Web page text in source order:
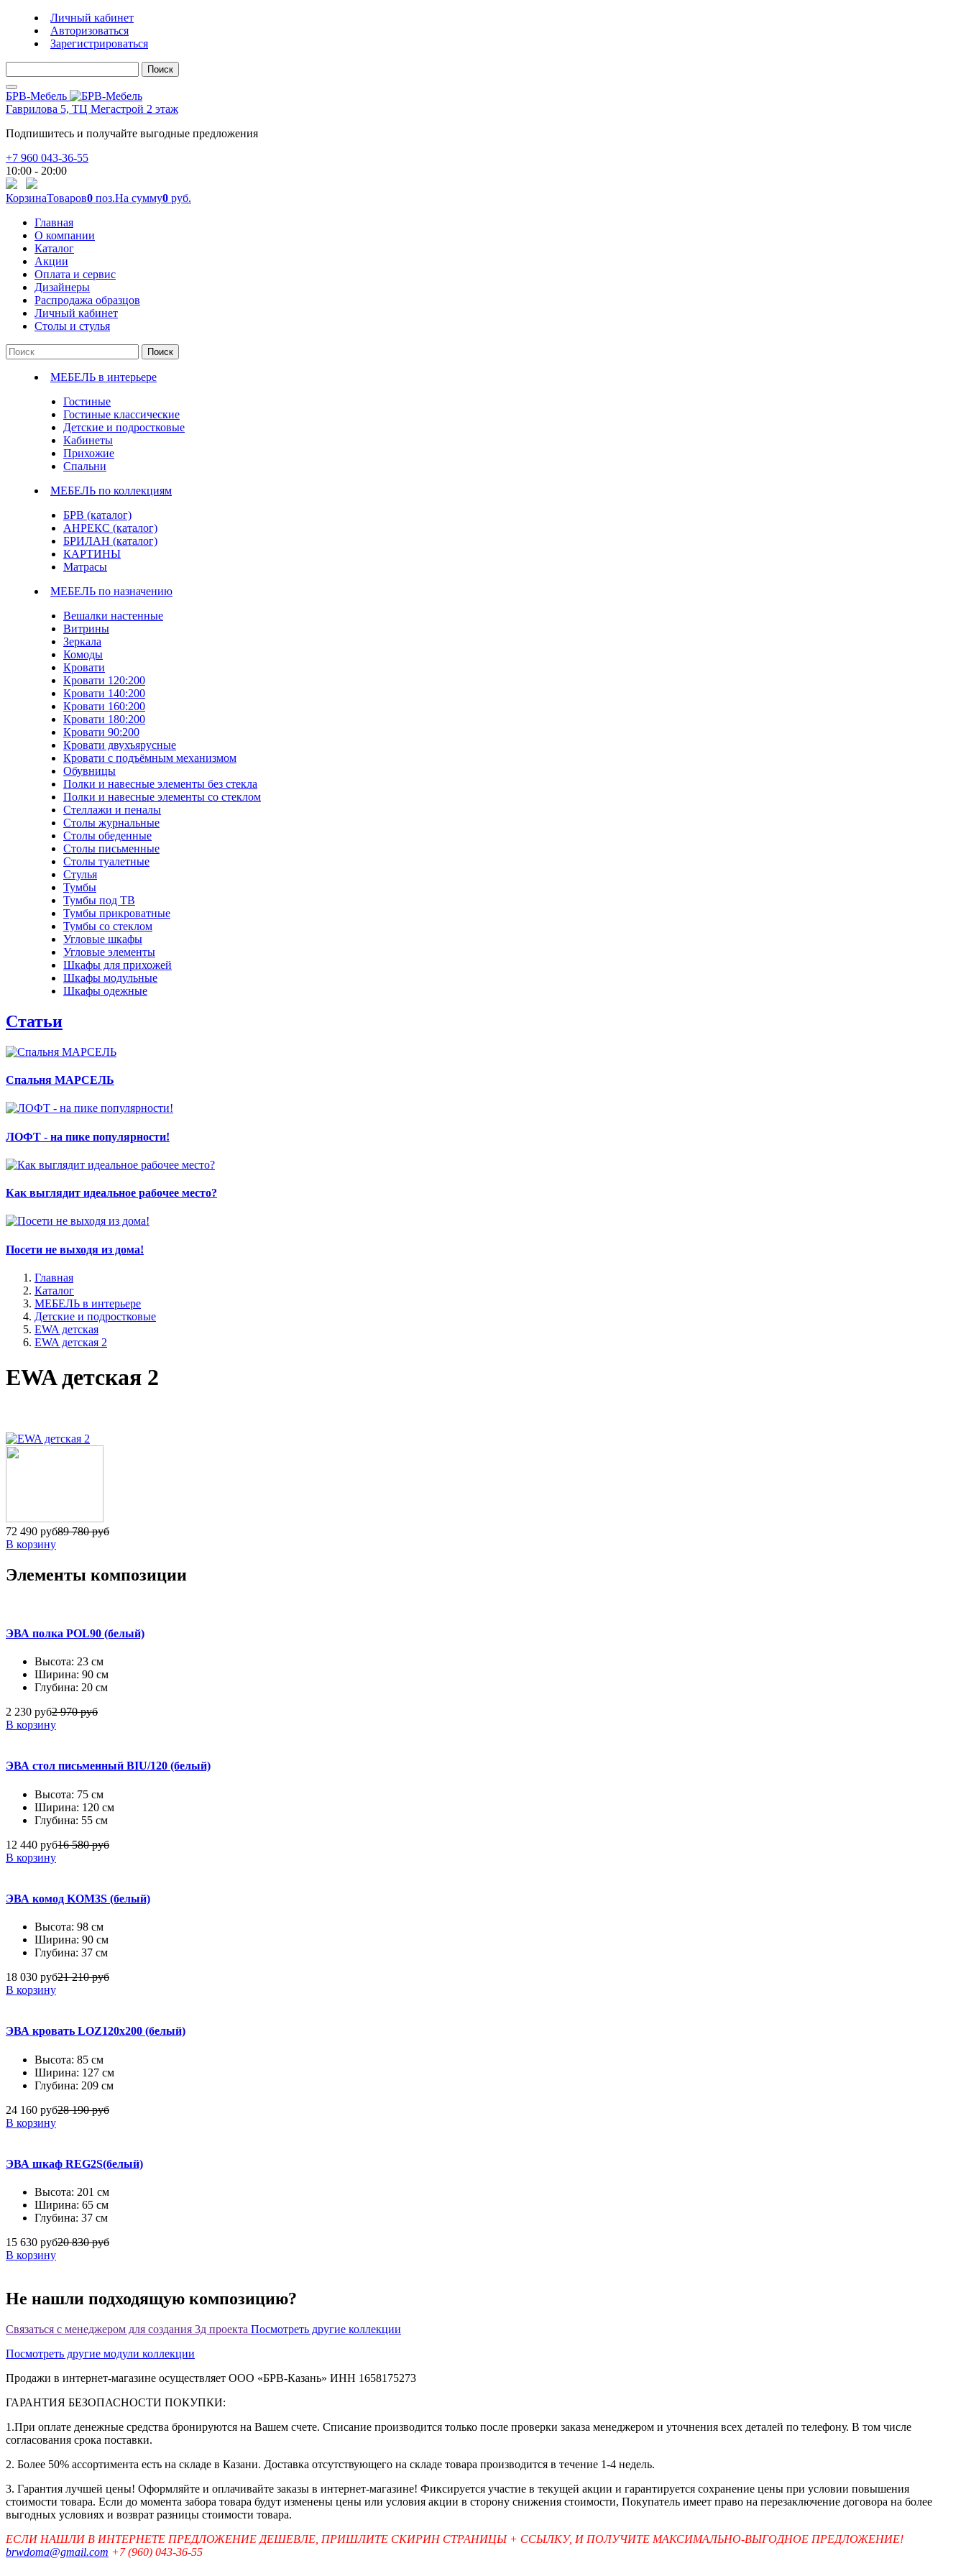
Личный кабинет
Авторизоваться
Зарегистрироваться
Поиск
БРВ-Мебель
Гаврилова 5, ТЦ Мегастрой 2 этаж
Подпишитесь и получайте выгодные предложения
+7 960 043-36-55
10:00 - 20:00
КорзинаТоваров0 поз.На сумму0 руб.
Главная
О компании
Каталог
Акции
Оплата и сервис
Дизайнеры
Распродажа образцов
Личный кабинет
Столы и стулья
Поиск
МЕБЕЛЬ в интерьере
Гостиные
Гостиные классические
Детские и подростковые
Кабинеты
Прихожие
Спальни
МЕБЕЛЬ по коллекциям
БРВ (каталог)
АНРЕКС (каталог)
БРИЛАН (каталог)
КАРТИНЫ
Матрасы
МЕБЕЛЬ по назначению
Вешалки настенные
Витрины
Зеркала
Комоды
Кровати
Кровати 120:200
Кровати 140:200
Кровати 160:200
Кровати 180:200
Кровати 90:200
Кровати двухъярусные
Кровати с подъёмным механизмом
Обувницы
Полки и навесные элементы без стекла
Полки и навесные элементы со стеклом
Стеллажи и пеналы
Столы журнальные
Столы обеденные
Столы письменные
Столы туалетные
Стулья
Тумбы
Тумбы под ТВ
Тумбы прикроватные
Тумбы со стеклом
Угловые шкафы
Угловые элементы
Шкафы для прихожей
Шкафы модульные
Шкафы одежные
Статьи
Спальня МАРСЕЛЬ
ЛОФТ - на пике популярности!
Как выглядит идеальное рабочее место?
Посети не выходя из дома!
Главная
Каталог
МЕБЕЛЬ в интерьере
Детские и подростковые
EWA детская
EWA детская 2
EWA детская 2
72 490 руб89 780 руб
В корзину
Элементы композиции
ЭВА полка POL90 (белый)
Высота: 23 см
Ширина: 90 см
Глубина: 20 см
2 230 руб2 970 руб
В корзину
ЭВА стол письменный BIU/120 (белый)
Высота: 75 см
Ширина: 120 см
Глубина: 55 см
12 440 руб16 580 руб
В корзину
ЭВА комод KOM3S (белый)
Высота: 98 см
Ширина: 90 см
Глубина: 37 см
18 030 руб21 210 руб
В корзину
ЭВА кровать LOZ120х200 (белый)
Высота: 85 см
Ширина: 127 см
Глубина: 209 см
24 160 руб28 190 руб
В корзину
ЭВА шкаф REG2S(белый)
Высота: 201 см
Ширина: 65 см
Глубина: 37 см
15 630 руб20 830 руб
В корзину
Не нашли подходящую композицию?
Связаться с менеджером для создания 3д проекта Посмотреть другие коллекции
Посмотреть другие модули коллекции
Продажи в интернет-магазине осуществляет ООО «БРВ-Казань» ИНН 1658175273
ГАРАНТИЯ БЕЗОПАСНОСТИ ПОКУПКИ:
1.При оплате денежные средства бронируются на Вашем счете. Списание производится только после проверки заказа менеджером и уточнения всех деталей по телефону. В том числе
согласования срока поставки.
2. Более 50% ассортимента есть на складе в Казани. Доставка отсутствующего на складе товара производится в течение 1-4 недель.
3. Гарантия лучшей цены! Оформляйте и оплачивайте заказы в интернет-магазине! Фиксируется участие в текущей акции и гарантируется сохранение цены при условии повышения
стоимости товара. Если до момента забора товара будут изменены цены или условия акции в сторону снижения стоимости, Покупатель имеет право на перезаключение договора на более
выгодных условиях и возврат разницы стоимости товара.
ЕСЛИ НАШЛИ В ИНТЕРНЕТЕ ПРЕДЛОЖЕНИЕ ДЕШЕВЛЕ, ПРИШЛИТЕ СКИРИН СТРАНИЦЫ + ССЫЛКУ, И ПОЛУЧИТЕ МАКСИМАЛЬНО-ВЫГОДНОЕ ПРЕДЛОЖЕНИЕ!
brwdoma@gmail.com +7 (960) 043-36-55